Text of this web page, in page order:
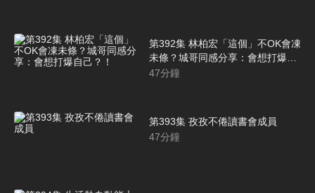
第392集 林柏宏「這個」不OK會凍
未條？城哥同感分享：會想打爆自
己？！
47分鐘
第393集 孜孜不倦讀書會成員
47分鐘